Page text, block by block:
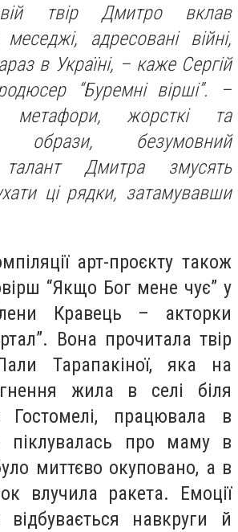
твір Дмитро вклав
меседжі, адресовані війні,
в Україні, – каже Сергій
“Буремні вірші”. –
метафори, жорсткі та
образи, безумовний
талант Дмитра змусять
ці рядки, затамувавши
арт-проєкту також
“Якщо Бог мене чує” у
Кравець – акторки
Вона прочитала твір
Тарапакіної, яка на
жила в селі біля
Гостомелі, працювала в
піклувалась про маму в
миттєво окуповано, а в
влучила ракета. Емоції
навкруги й